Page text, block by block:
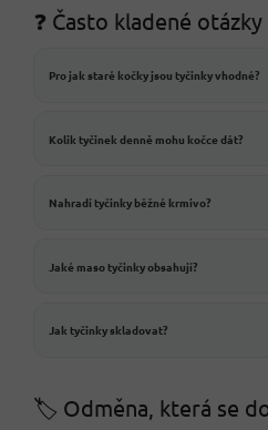
❓ Často kladené otázky
Pro jak staré kočky jsou tyčinky vhodné?
Kolik tyčinek denně mohu kočce dát?
Nahradí tyčinky běžné krmivo?
Jaké maso tyčinky obsahují?
Jak tyčinky skladovat?
🏷️ Odměna, která se